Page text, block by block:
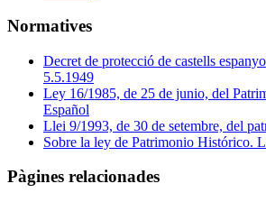
Normatives
Decret de protecció de castells
5.5.1949
Ley 16/1985, de 25 de junio, del
Español
Llei 9/1993, de 30 de setembre, del
Sobre la ley de Patrimonio Histórico.
Pàgines relacionades